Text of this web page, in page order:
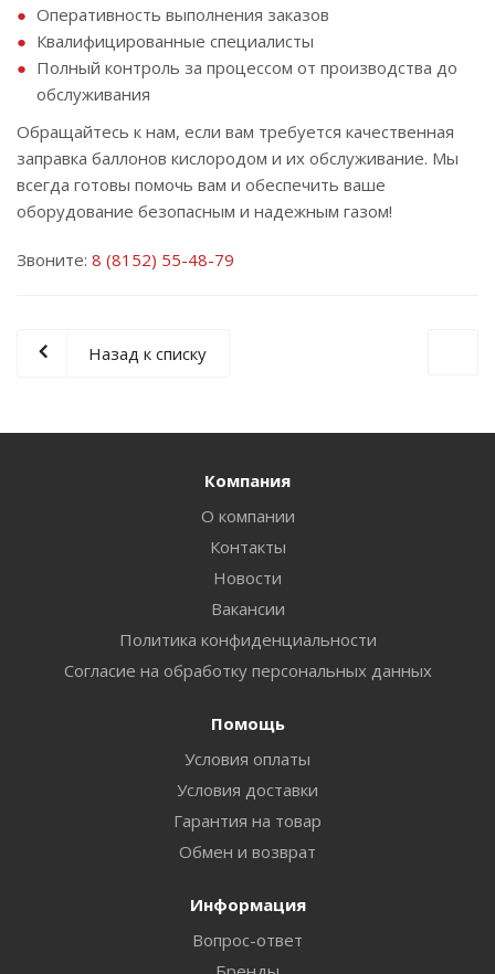
Оперативность выполнения заказов
Квалифицированные специалисты
Полный контроль за процессом от производства до
обслуживания
Обращайтесь к нам, если вам требуется качественная
заправка баллонов кислородом и их обслуживание. Мы
всегда готовы помочь вам и обеспечить ваше
оборудование безопасным и надежным газом!
Звоните: 8 (8152) 55-48-79
Назад к списку
Компания
О компании
Контакты
Новости
Вакансии
Политика конфиденциальности
Согласие на обработку персональных данных
Помощь
Условия оплаты
Условия доставки
Гарантия на товар
Обмен и возврат
Информация
Вопрос-ответ